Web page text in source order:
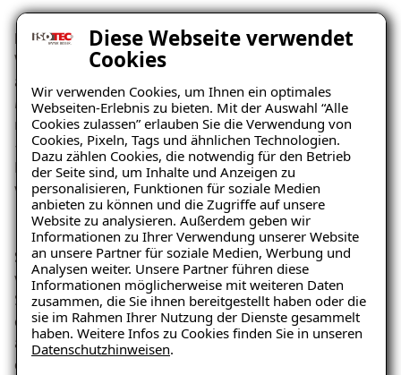
Diese Webseite verwendet
Cookies
Wir verwenden Cookies, um Ihnen ein optimales
Webseiten-Erlebnis zu bieten. Mit der Auswahl “Alle
Cookies zulassen” erlauben Sie die Verwendung von
Cookies, Pixeln, Tags und ähnlichen Technologien.
Dazu zählen Cookies, die notwendig für den Betrieb
der Seite sind, um Inhalte und Anzeigen zu
personalisieren, Funktionen für soziale Medien
anbieten zu können und die Zugriffe auf unsere
Website zu analysieren. Außerdem geben wir
Informationen zu Ihrer Verwendung unserer Website
an unsere Partner für soziale Medien, Werbung und
Analysen weiter. Unsere Partner führen diese
Informationen möglicherweise mit weiteren Daten
zusammen, die Sie ihnen bereitgestellt haben oder die
sie im Rahmen Ihrer Nutzung der Dienste gesammelt
haben. Weitere Infos zu Cookies finden Sie in unseren
Datenschutzhinweisen.
Einfachere Abdichtung:Aufgrund der reduzierten
Wasserbelastung des Kellers sind die Anforderungen
an die Kellerabdichtung und die eingesetzten
Materialien deutlich geringer. So können die
notwendigen Schichtdicken des Abdichtungsmaterials
- bei Aussenabdichtungen bevorzugt
Bitumendickbeschichtung - dünner ausgeführt
werden.
Schutz für ältere Gebäude:Bis Ende der 70-er Jahre
wurden Objekte üblicher Weise auf
Streifenfundamenten gegründet. Sprich, es erfolgte
eine Ausbildung des Kellerbodens zwischen
aufgehenden Wänden. Diese Bautechnik der nicht
durchgängigen Bodenplatte bietet besonders grosse
Ratgeber „Wann hilft eine
Drainage“
– jetzt kostenlos
herunterladen!